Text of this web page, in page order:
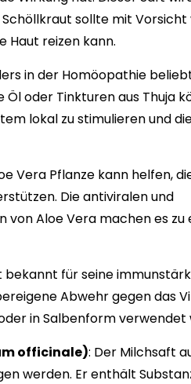
sollte mit
Haut reizen kann.
in der Homöopathie
oder Tinkturen aus Thuja
lokal zu stimulieren und
Vera Pflanze kann helfen,
Die antiviralen und
Aloe Vera machen es
bekannt für seine
Abwehr gegen das
in Salbenform verwendet
officinale): Der Milchsaft
werden. Er enthält